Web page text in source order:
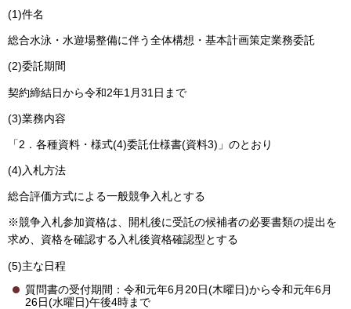
(1)件名
総合水泳・水遊場整備に伴う全体構想・基本計画策定業務委託
(2)委託期間
契約締結日から令和2年1月31日まで
(3)業務内容
「2．各種資料・様式(4)委託仕様書(資料3)」のとおり
(4)入札方法
総合評価方式による一般競争入札とする
※競争入札参加資格は、開札後に受託の候補者の必要書類の提出を
求め、資格を確認する入札後資格確認型とする
(5)主な日程
質問書の受付期間：令和元年6月20日(木曜日)から令和元年6月
26日(水曜日)午後4時まで